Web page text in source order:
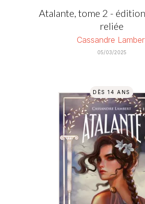
Atalante, tome 2 -
reliée
Cassandre
05/03/2025
DÈS 14 ANS